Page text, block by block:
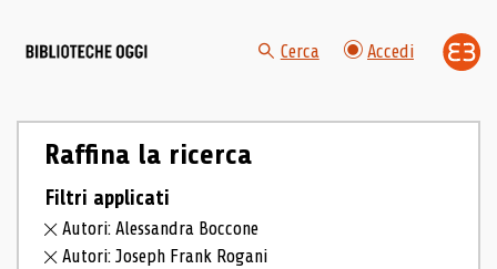
Cerca Accedi
Raffina la ricerca
Filtri applicati
Autori: Alessandra Boccone
Autori: Joseph Frank Rogani